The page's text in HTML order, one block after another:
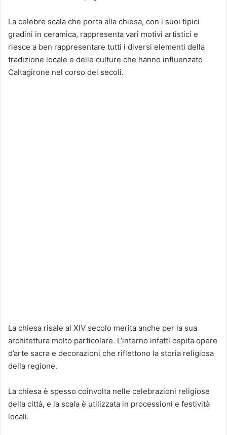
La celebre scala che porta alla chiesa, con i suoi tipici
gradini in ceramica, rappresenta vari motivi artistici e
riesce a ben rappresentare tutti i diversi elementi della
tradizione locale e delle culture che hanno influenzato
Caltagirone nel corso dei secoli.
La chiesa risale al XIV secolo merita anche per la sua
architettura molto particolare. L’interno infatti ospita opere
d’arte sacra e decorazioni che riflettono la storia religiosa
della regione.
La chiesa è spesso coinvolta nelle celebrazioni religiose
della città, e la scala è utilizzata in processioni e festività
locali.